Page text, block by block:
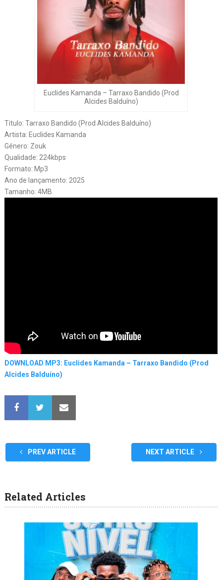
Euclides Kamanda – Tarraxo Bandido (Prod
Alcides Balduíno)
Titulo: Tarraxo Bandido (Prod Alcides Balduíno)
Artista: Euclides Kamanda
Género: Zouk
Qualidade: 224kbps
Formato: Mp3
Ano de lançamento: 2025
Tamanho: 4MB
DOWNLOAD MP3: Euclides Kamanda – Tarraxo Bandido (Prod
Alcides Balduíno)
PREV ARTICLE NEXT ARTICLE
Related Articles